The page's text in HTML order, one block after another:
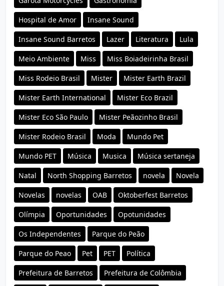
Hospital de Amor Insane Sound
Insane Sound Barretos Lazer Literatura Lula
Meio Ambiente Miss Miss Boiadeirinha Brasil
Miss Rodeio Brasil Mister Mister Earth Brazil
Mister Earth International Mister Eco Brazil
Mister Eco São Paulo Mister Peãozinho Brasil
Mister Rodeio Brasil Moda Mundo Pet
Mundo PET Música Musica Música sertaneja
Natal North Shopping Barretos novela Novela
Novelas novelas OAB Oktoberfest Barretos
Olímpia Oportunidades Opotunidades
Os Independentes Parque do Peão
Parque do Peao Pet PET Política
Prefeitura de Barretos Prefeitura de Colômbia